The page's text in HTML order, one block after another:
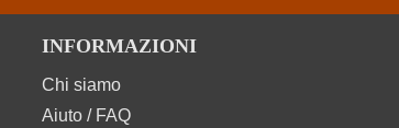
INFORMAZIONI
Chi siamo
Aiuto / FAQ